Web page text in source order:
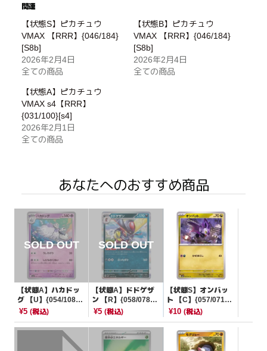
関連
【状態S】ピカチュウ
VMAX 【RRR】{046/184}
[S8b]
2026年2月4日
全ての商品
【状態B】ピカチュウ
VMAX 【RRR】{046/184}
[S8b]
2026年2月4日
全ての商品
【状態A】ピカチュウ
VMAX s4【RRR】
{031/100}[s4]
2026年2月1日
全ての商品
あなたへのおすすめ商品
【状態A】ハカドッ
グ 【U】{054/108}
[SV3]
¥5 (税込)
【状態A】ドドゲザ
ン 【R】{058/078}
[SV1S]
¥5(税込)
【状態S】オンバッ
ト 【C】{057/071}
[SV2D]
¥10 (税込)